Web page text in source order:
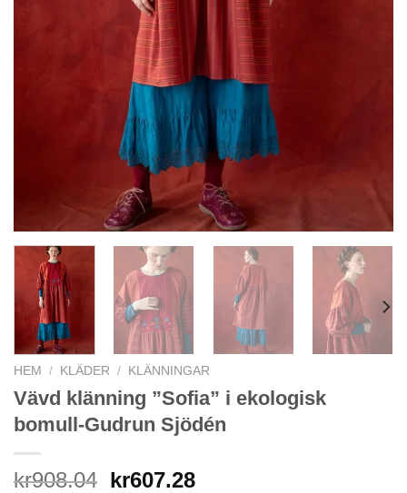
HEM / KLÄDER / KLÄNNINGAR
Vävd klänning ”Sofia” i ekologisk
bomull-Gudrun Sjödén
kr908.04 Det
kr607.28Det